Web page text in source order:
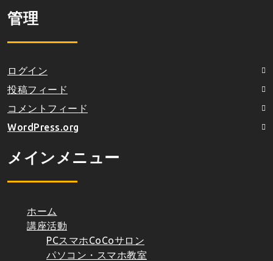
管理
ログイン
投稿フィード
コメントフィード
WordPress.org
メインメニュー
ホーム
講座活動
PCスマホCoCoサロン
パソコン・スマホ教室